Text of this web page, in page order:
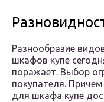
Разнообразие
шкафов купе
поражает. Выбор
покупателя.
для шкафа купе